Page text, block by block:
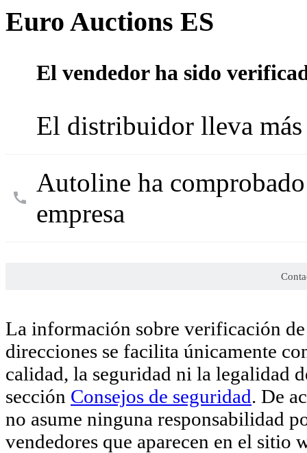
Euro Auctions ES
El vendedor ha sido
El distribuidor lleva
Autoline ha
empresa
La información sobre verificación
direcciones se facilita únicamente
calidad, la seguridad ni la legalidad
sección Consejos de seguridad. De
no asume ninguna responsabilidad
vendedores que aparecen en el sitio